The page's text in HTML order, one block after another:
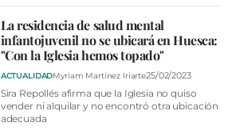
La residencia de salud mental
infantojuvenil no se ubicará en Huesca:
"Con la Iglesia hemos topado"
ACTUALIDADMyriam Martínez Iriarte25/02/2023
Sira Repollés afirma que la Iglesia no quiso
vender ni alquilar y no encontró otra ubicación
adecuada